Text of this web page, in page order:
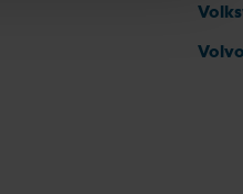
Volvo